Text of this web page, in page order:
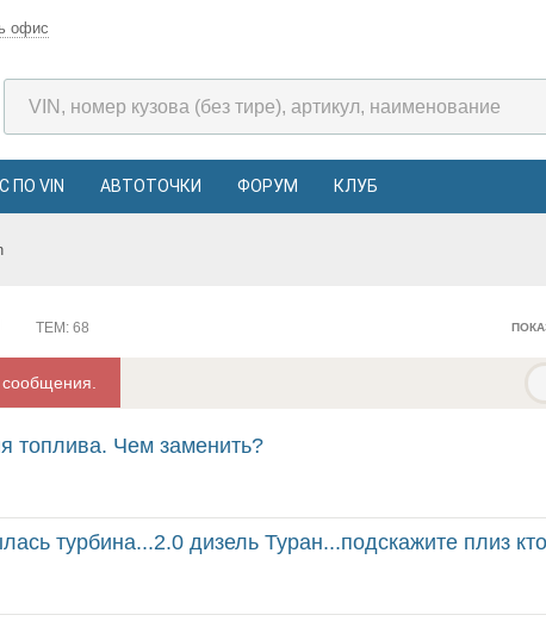
офис
ПО VIN АВТОТОЧКИ ФОРУМ КЛУБ
ТЕМ: 68
сообщения.
топлива. Чем заменить?
дизель Туран...подскажите плиз кто знает...она